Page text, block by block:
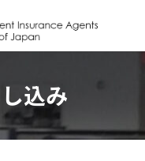
込み